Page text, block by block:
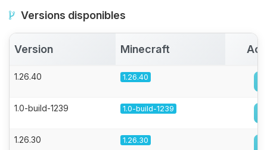
Versions disponibles
Version Minecraft
1.26.40 1.26.40
1.0-build-1239 1.0-build-1239
1.26.30 1.26.30